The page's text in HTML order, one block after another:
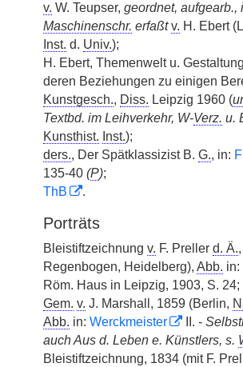
v. W. Teupser, geordnet, aufgearb.,
Maschinenschr. erfaßt v. H. Ebert
Inst. d. Univ.);
H. Ebert, Themenwelt u.
deren Beziehungen zu einigen
Kunstgesch., Diss. Leipzig 1960 (
Textbd. im Leihverkehr, W-Verz. u.
Kunsthist. Inst.);
ders., Der Spätklassizist B. G., in:
135-40 (P);
ThB
.
Porträts
Bleistiftzeichnung v. F. Preller d. Ä.
Regenbogen, Heidelberg), Abb. in:
Röm. Haus in Leipzig, 1903, S. 24;
Gem. v. J. Marshall, 1859 (Berlin,
Abb. in: Werckmeister II. -
auch Aus d. Leben e. Künstlers, s.
Bleistiftzeichnung, 1834 (mit F.